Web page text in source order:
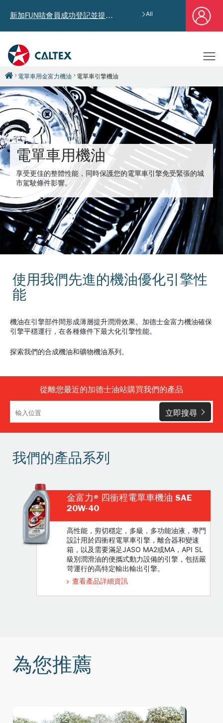
新加FUN咭會員成功登記並提供郵寄地址，即享獨家迎新汽油優惠券禮總值HK$4,640! All
電單車用金富力機油 電單車引擎機油
電單車用機油
享受更佳的整體性能，同時保護您的電單車引擎免受緊張的城
市駕駛條件影響。
使用我們先進的機油優化引擎性
能
機油在引擎部件間形成薄層提升潤滑效果。加德士金富力機油確保
引擎平穩運行，在各種條件下最大化引擎性能。
探索我們的合成機油和礦物機油系列。
從離您最近的加德士油站購買我們的產品
立即搜尋
我們的產品系列
金富力® 四衝程電單車機油 SAE
20W-40
高性能，剪切穩定，多級，多功能油液，專門
設計用於四衝程電單車引擎，離合器和變速
箱，以及需要滿足JASO MA2或MA，API SL
級別潤滑油的便攜式動力設備的引擎，包括嚴
苛運行的高特定輸出輸出引擎。
查看產品詳細資訊
為您推薦